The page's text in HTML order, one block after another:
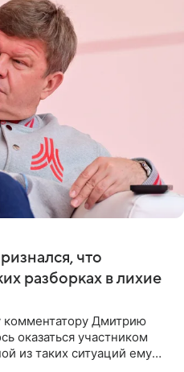
что
разборках в лихие
комментатору Дмитрию
оказаться участником
из таких ситуаций ему